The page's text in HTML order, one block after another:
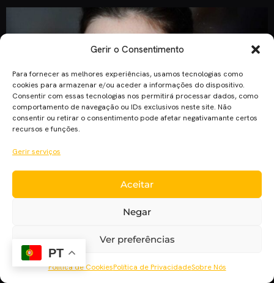
Gerir o Consentimento
Para fornecer as melhores experiências, usamos tecnologias como
cookies para armazenar e/ou aceder a informações do dispositivo.
Consentir com essas tecnologias nos permitirá processar dados, como
comportamento de navegação ou IDs exclusivos neste site. Não
consentir ou retirar o consentimento pode afetar negativamante certos
recursos e funções.
Gerir serviços
Aceitar
Negar
Ver preferências
Política de CookiesPolítica de PrivacidadeSobre Nós
Há um mês atrás, correram rumores de que Anne Hathaway
teria o papel principal no novo filme do realizador Robert
Dahl, “As Bruxas”. Agora finalmente foi feita a confirmação
oficial, segundo informação da revista Variety, e o papel de
Miss Ernst, ou a Grand High […]
PT